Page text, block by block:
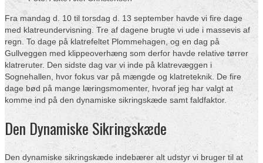
Fra mandag d. 10 til torsdag d. 13 september havde vi fire dage
med klatreundervisning. Tre af dagene brugte vi ude i massevis af
regn. To dage på klatrefeltet Plommehagen, og en dag på
Gullveggen med klippeoverhæng som derfor havde relative tørrer
klatreruter. Den sidste dag var vi inde på klatrevæggen i
Sognehallen, hvor fokus var på mængde og klatreteknik. De fire
dage bød på mange læringsmomenter, hvoraf jeg har valgt at
komme ind på den dynamiske sikringskæde samt faldfaktor.
Den Dynamiske Sikringskæde
Den dynamiske sikringskæde indebærer alt udstyr vi bruger til at